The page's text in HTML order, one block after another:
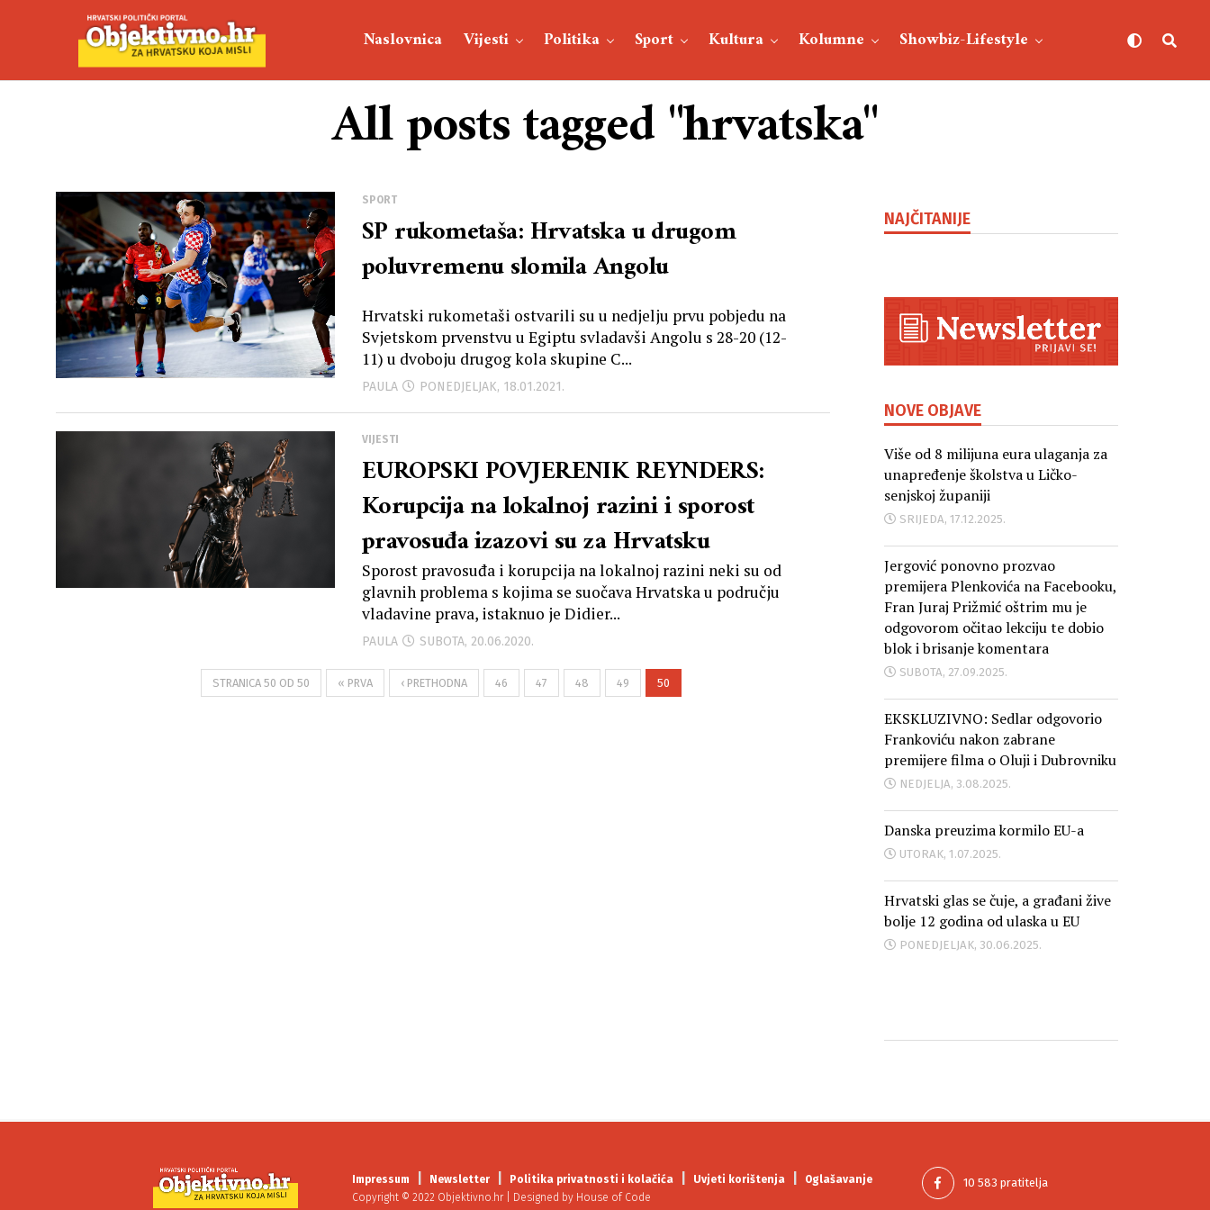
Naslovnica Vijesti Politika Sport Kultura Kolumne Showbiz-Lifestyle
All posts tagged "hrvatska"
SPORT
SP rukometaša: Hrvatska u drugom
poluvremenu slomila Angolu
Hrvatski rukometaši ostvarili su u nedjelju prvu pobjedu na
Svjetskom prvenstvu u Egiptu svladavši Angolu s 28-20 (12-
11) u dvoboju drugog kola skupine C...
PAULA PONEDJELJAK, 18.01.2021.
VIJESTI
EUROPSKI POVJERENIK REYNDERS:
Korupcija na lokalnoj razini i sporost
pravosuđa izazovi su za Hrvatsku
Sporost pravosuđa i korupcija na lokalnoj razini neki su od
glavnih problema s kojima se suočava Hrvatska u području
vladavine prava, istaknuo je Didier...
PAULA SUBOTA, 20.06.2020.
STRANICA 50 OD 50 « PRVA ‹ PRETHODNA 46 47 48 49 50
NAJČITANIJE
NOVE OBJAVE
Više od 8 milijuna eura ulaganja za
unapređenje školstva u Ličko-
senjskoj županiji
SRIJEDA, 17.12.2025.
Jergović ponovno prozvao
premijera Plenkovića na Facebooku,
Fran Juraj Prižmić oštrim mu je
odgovorom očitao lekciju te dobio
blok i brisanje komentara
SUBOTA, 27.09.2025.
EKSKLUZIVNO: Sedlar odgovorio
Frankoviću nakon zabrane
premijere filma o Oluji i Dubrovniku
NEDJELJA, 3.08.2025.
Danska preuzima kormilo EU-a
UTORAK, 1.07.2025.
Hrvatski glas se čuje, a građani žive
bolje 12 godina od ulaska u EU
PONEDJELJAK, 30.06.2025.
Impressum Newsletter Politika privatnosti i kolačića Uvjeti korištenja
Oglašavanje
Copyright © 2022 Objektivno.hr | Designed by House of Code